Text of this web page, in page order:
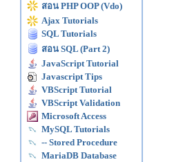
สอน PHP OOP (Vdo)
Ajax Tutorials
SQL Tutorials
สอน SQL (Part 2)
JavaScript Tutorial
Javascript Tips
VBScript Tutorial
VBScript Validation
Microsoft Access
MySQL Tutorials
-- Stored Procedure
MariaDB Database